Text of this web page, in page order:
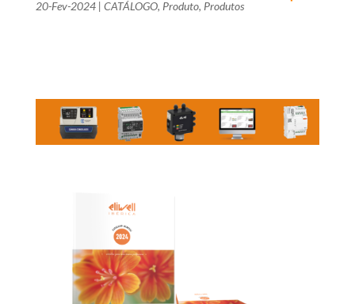
20-Fev-2024| CATÁLOGO, Produto, Produtos